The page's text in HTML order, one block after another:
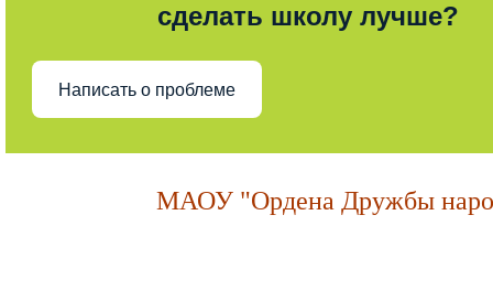
сделать школу лучше?
Написать о проблеме
МАОУ "Ордена Дружбы